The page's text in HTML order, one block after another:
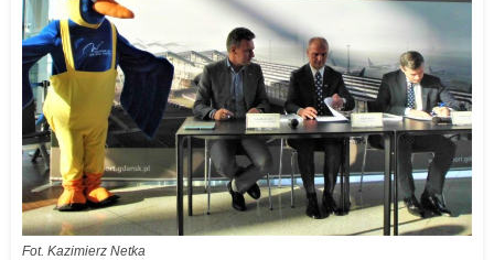
Fot. Kazimierz Netka